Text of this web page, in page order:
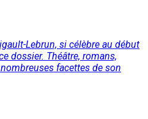
Lebrun, si célèbre au début
dossier. Théâtre, romans,
facettes de son